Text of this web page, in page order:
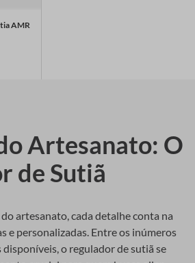
AMR
Artesanato: O
de Sutiã
artesanato, cada detalhe conta na
e personalizadas. Entre os inúmeros
o regulador de sutiã se